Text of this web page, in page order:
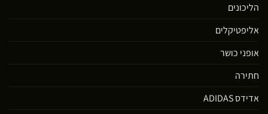
הליכונים
אליפטיקלים
אופני כושר
חתירה
אדידס ADIDAS